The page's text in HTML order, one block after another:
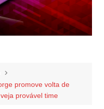
promove volta de
provável time